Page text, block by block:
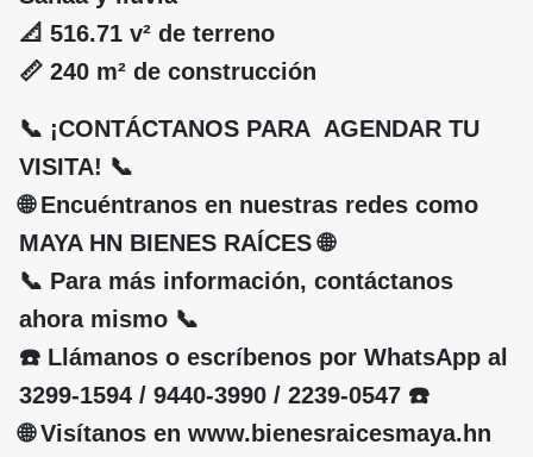
📐 516.71 v² de terreno
📏 240 m² de construcción
📞 ¡CONTÁCTANOS PARA AGENDAR TU
VISITA! 📞
🌐 Encuéntranos en nuestras redes como
MAYA HN BIENES RAÍCES 🌐
📞 Para más información, contáctanos
ahora mismo 📞
☎️ Llámanos o escríbenos por WhatsApp al
3299-1594 / 9440-3990 / 2239-0547 ☎️
🌐 Visítanos en www.bienesraicesmaya.hn